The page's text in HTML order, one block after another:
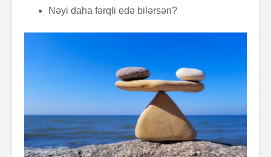
Nəyi daha fərqli edə bilərsən?